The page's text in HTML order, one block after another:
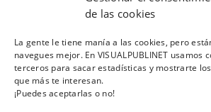
de las cookies
La gente le tiene manía a las cookies, pero
navegues mejor. En VISUALPUBLINET usamos
terceros para sacar estadísticas y mostrarte
que más te interesan.
¡Puedes aceptarlas o no!
AVISO LEGAL POLÍTICA DE